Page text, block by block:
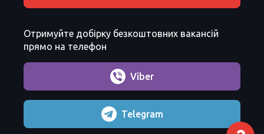
Отримуйте добірку безкоштовних вакансій
прямо на телефон
Viber
Telegram